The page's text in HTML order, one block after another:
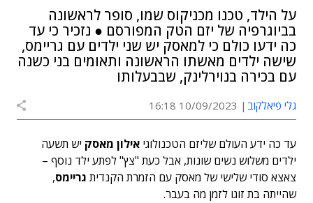
על הילד, טכנו מכניקוס שמו, סופר לראשונה
בביוגרפיה של יזם הטק המפורסם ● נזכיר כי עד
כה ידעו כולם כי למאסק יש שני ילדים עם גריימס,
שישה ילדים מאשתו הראשונה ותאומים בני כשנה
עם בכירה בנוירלינק, שבבעלותו
גלי פיאלקוב 10/09/2023 16:18
עד כה ידע העולם שליזם הטכנולוגי אילון מאסק יש תשעה
ילדים משלוש נשים שונות, אבל כעת "צץ" לפתע ילד נוסף –
צאצא סודי שלישי של מאסק עם הזמרת הקנדית גריימס,
שהייתה בת זוגו לזמן מה בעבר.